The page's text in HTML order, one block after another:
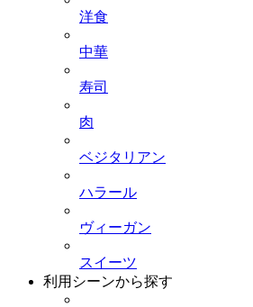
洋食
中華
寿司
肉
ベジタリアン
ハラール
ヴィーガン
スイーツ
利用シーンから探す